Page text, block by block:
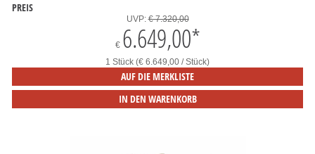
PREIS
UVP:€ 7.320,00
€ 6.649,00*
1 Stück (€ 6.649,00 / Stück)
AUF DIE MERKLISTE
IN DEN WARENKORB